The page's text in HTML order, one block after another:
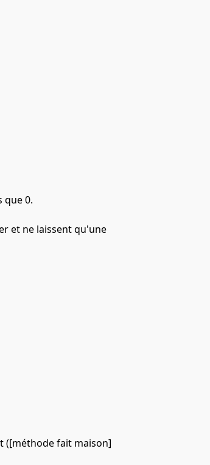
que 0.
et ne laissent qu'une
([méthode fait maison]